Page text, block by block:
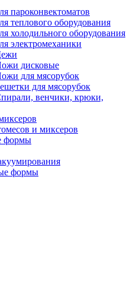
пароконвектоматов
теплового оборудования
холодильного оборудования
электромеханики
дисковые
для мясорубок
для мясорубок
венчики, крюки,
и миксеров
формы
формы